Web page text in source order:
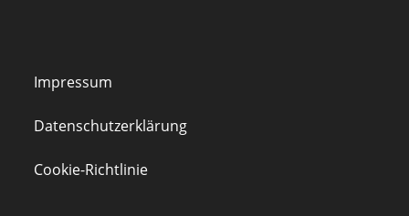
Impressum
Datenschutzerklärung
Cookie-Richtlinie